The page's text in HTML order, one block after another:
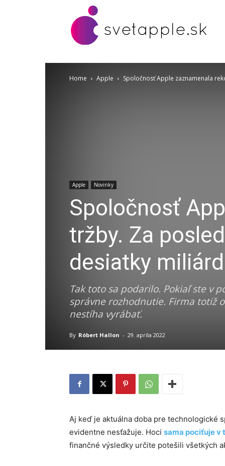
Home Apple Spoločnosť Apple zaznamenala
Apple Novinky
Spoločnosť
tržby. Za
desiatky
Tak toto sa podarilo. Pokiaľ ste v
správne rozhodnutie. Firma totiž
nestíha vyrábať.
By Róbert Hallon - 29. apríla 2022
Aj keď je aktuálna doba pre technologické
evidentne nesťažuje. Hoci sama pociťuje v
finančné výsledky určite potešili všetkých